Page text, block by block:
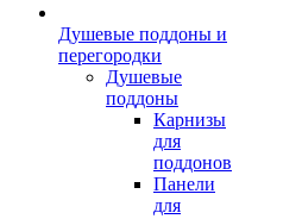
Душевые поддоны и
перегородки
Душевые
поддоны
Карнизы
для
поддонов
Панели
для